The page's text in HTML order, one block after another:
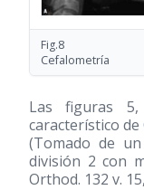
Fig.8
Cefalometría
Las figuras
característico de
(Tomado de
división 2 con
Orthod. 132 v.